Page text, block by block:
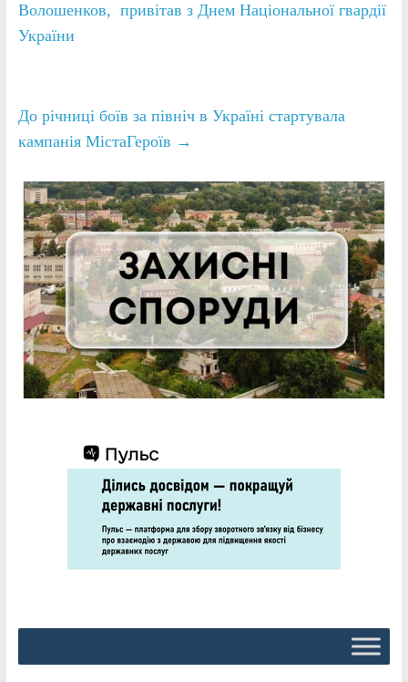
Волошенков, привітав з Днем Національної гвардії
України
До річниці боїв за північ в Україні стартувала
кампанія МістаГероїв →